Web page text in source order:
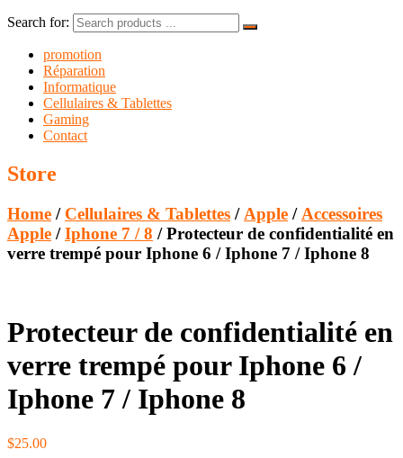
Search for:
promotion
Réparation
Informatique
Cellulaires & Tablettes
Gaming
Contact
Store
Home / Cellulaires & Tablettes / Apple / Accessoires
Apple /Iphone 7 / 8 / Protecteur de confidentialité en
verre trempé pour Iphone 6 / Iphone 7 / Iphone 8
Protecteur de confidentialité en
verre trempé pour Iphone 6 /
Iphone 7 / Iphone 8
$25.00